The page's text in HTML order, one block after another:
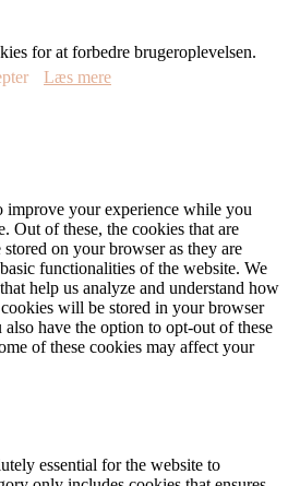
for at forbedre brugeroplevelsen.
Læs mere
improve your experience while you
Out of these, the cookies that are
stored on your browser as they are
functionalities of the website. We
help us analyze and understand how
will be stored in your browser
have the option to opt-out of these
of these cookies may affect your
essential for the website to